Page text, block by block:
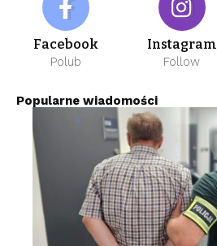
Facebook
Polub
Instagram
Follow
Popularne wiadomości